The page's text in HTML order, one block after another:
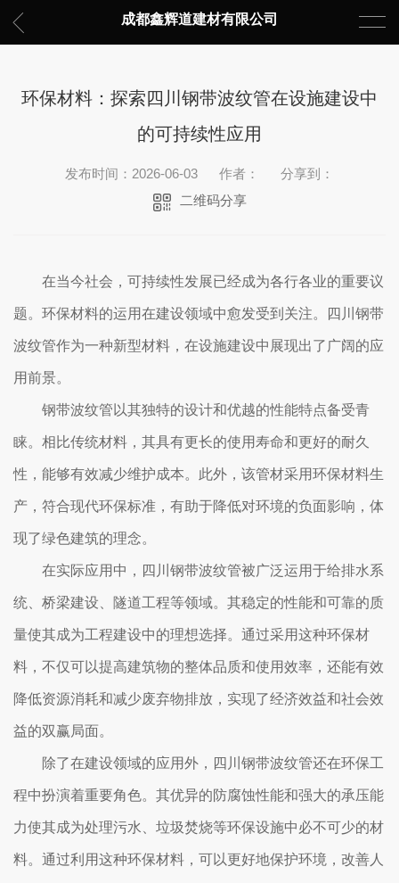
成都鑫辉道建材有限公司
环保材料：探索四川钢带波纹管在设施建设中
的可持续性应用
发布时间：2026-06-03 作者：
分享到：
二维码分享
在当今社会，可持续性发展已经成为各行各业的重要议
题。环保材料的运用在建设领域中愈发受到关注。四川钢带
波纹管作为一种新型材料，在设施建设中展现出了广阔的应
用前景。
钢带波纹管以其独特的设计和优越的性能特点备受青
睐。相比传统材料，其具有更长的使用寿命和更好的耐久
性，能够有效减少维护成本。此外，该管材采用环保材料生
产，符合现代环保标准，有助于降低对环境的负面影响，体
现了绿色建筑的理念。
在实际应用中，四川钢带波纹管被广泛运用于给排水系
统、桥梁建设、隧道工程等领域。其稳定的性能和可靠的质
量使其成为工程建设中的理想选择。通过采用这种环保材
料，不仅可以提高建筑物的整体品质和使用效率，还能有效
降低资源消耗和减少废弃物排放，实现了经济效益和社会效
益的双赢局面。
除了在建设领域的应用外，四川钢带波纹管还在环保工
程中扮演着重要角色。其优异的防腐蚀性能和强大的承压能
力使其成为处理污水、垃圾焚烧等环保设施中必不可少的材
料。通过利用这种环保材料，可以更好地保护环境，改善人